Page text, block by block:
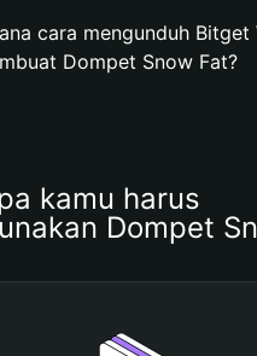
cara mengunduh Bitget
Dompet Snow Fat?
kamu harus
Dompet